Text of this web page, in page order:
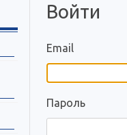
Войти
Email
Пароль